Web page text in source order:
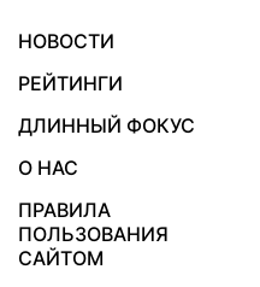
НОВОСТИ
РЕЙТИНГИ
ДЛИННЫЙ ФОКУС
О НАС
ПРАВИЛА
ПОЛЬЗОВАНИЯ
САЙТОМ